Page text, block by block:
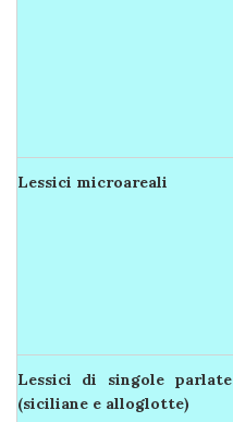
Lessici microareali
Lessici di singole parlate
(siciliane e alloglotte)